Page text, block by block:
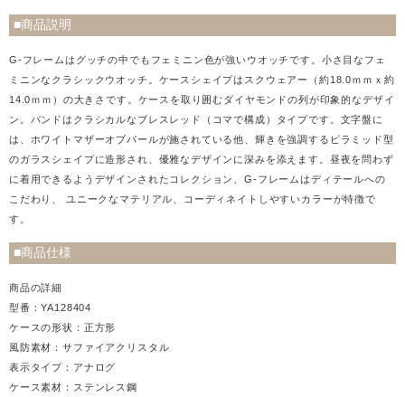
■商品説明
G-フレームはグッチの中でもフェミニン色が強いウオッチです。小さ目なフェ
ミニンなクラシックウオッチ。ケースシェイプはスクウェアー（約18.0ｍｍｘ約
14.0ｍｍ）の大きさです。ケースを取り囲むダイヤモンドの列が印象的なデザイ
ン。バンドはクラシカルなブレスレッド（コマで構成）タイプです。文字盤に
は、ホワイトマザーオブパールが施されている他、輝きを強調するピラミッド型
のガラスシェイプに造形され、優雅なデザインに深みを添えます。昼夜を問わず
に着用できるようデザインされたコレクション、G-フレームはディテールへの
こだわり、 ユニークなマテリアル、コーディネイトしやすいカラーが特徴で
す。
■商品仕様
商品の詳細
型番：YA128404
ケースの形状：正方形
風防素材：サファイアクリスタル
表示タイプ：アナログ
ケース素材：ステンレス鋼